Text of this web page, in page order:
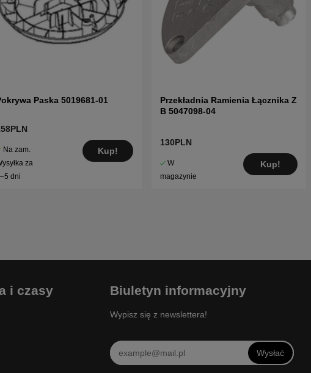
Paska 5019681-01
Na zam.
za
dni
Kup!
Przekładnia Ramienia Łącznika Z
B 5047098-04
130PLN
W
magazynie
Kup!
i czasy
Biuletyn informacyjny
Wypisz się z newslettera!
Wysłać